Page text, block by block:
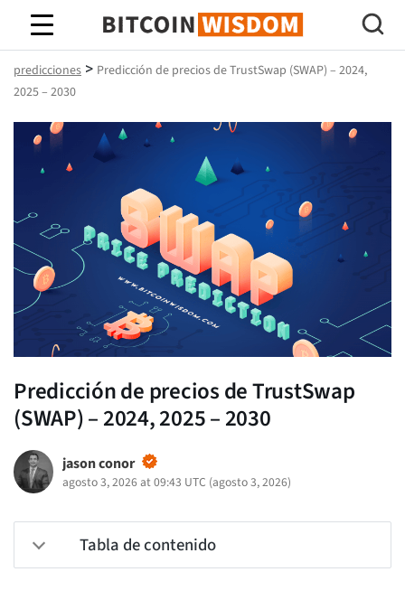
Sabiduría de Bitcoin
predicciones > Predicción de precios de TrustSwap (SWAP) – 2024,
2025 – 2030
Predicción de precios de TrustSwap
(SWAP) – 2024, 2025 – 2030
jason conor
agosto 3, 2026 at 09:43 UTC (agosto 3, 2026)
Tabla de contenido